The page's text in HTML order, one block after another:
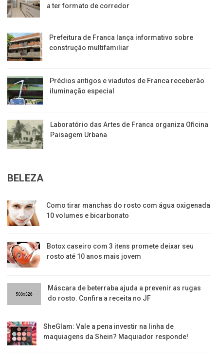
a ter formato de corredor
Prefeitura de Franca lança informativo sobre
construção multifamiliar
Prédios antigos e viadutos de Franca receberão
iluminação especial
Laboratório das Artes de Franca organiza Oficina
Paisagem Urbana
BELEZA
Como tirar manchas do rosto com água oxigenada
10 volumes e bicarbonato
Botox caseiro com 3 itens promete deixar seu
rosto até 10 anos mais jovem
Máscara de beterraba ajuda a prevenir as rugas
do rosto. Confira a receita no JF
SheGlam: Vale a pena investir na linha de
maquiagens da Shein? Maquiador responde!